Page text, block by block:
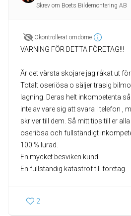
Skrev om Boets Bildemontering AB
Okontrollerat omdöme
VARNING FÖR DETTA FÖRETAG!!!
Är det värsta skojare jag råkat ut
Totalt oseriösa o säljer trasig
lagning. Deras helt inkompetenta
inte av vare sig att svara i telefon ,
skriver till dem. Så mitt tips till er
oseriösa och fullständigt
100 % lurad.
En mycket besviken kund
En fullständig katastrof till företag
2